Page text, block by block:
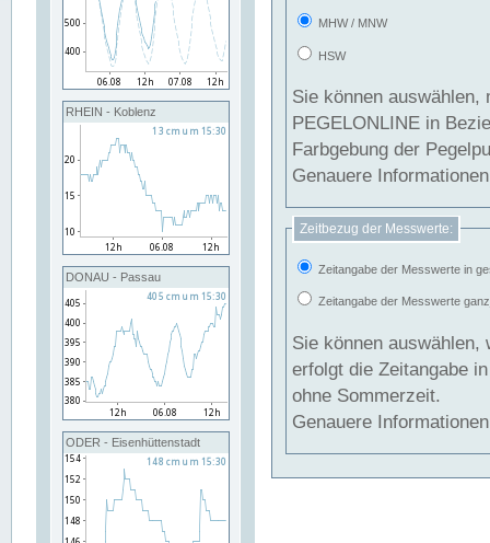
RHEIN - Koblenz
DONAU - Passau
ODER - Eisenhüttenstadt
MHW / MNW
HSW
Sie können
PEGELONLINE in Beziehung
Farbgebung der
Genauere
Zeitbezug der Messwerte:
Zeitangabe der Messwerte in
Zeitangabe der Messwerte
Sie können auswählen,
erfolgt die Zeitangabe
ohne Sommerzeit.
Genauere